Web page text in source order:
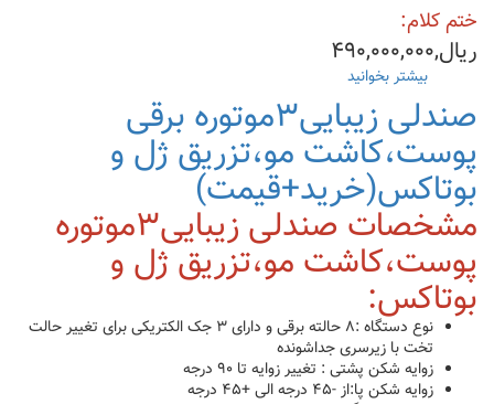
ختم کلام:
ریال,۴۹۰,۰۰۰,۰۰۰
بیشتر بخوانید
خرید
صندلی
برقی(۲تکه+تزریق
ژل)|
قیمت
صندلی زیبایی۳موتوره برقی
پوست،کاشت مو،تزریق ژل و
بوتاکس(خرید+قیمت)
مشخصات صندلی زیبایی۳موتوره
پوست،کاشت مو،تزریق ژل و
بوتاکس:
نوع دستگاه :۸ حالته برقی و دارای ۳ جک الکتریکی برای تغییر حالت
تخت با زیرسری جداشونده
زوایه شکن پشتی : تغییر زوایه تا ۹۰ درجه
زوایه شکن پا:از -۴۵ درجه الی +۴۵ درجه